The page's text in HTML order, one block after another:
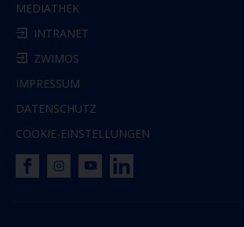
MEDIATHEK
INTRANET
ZWIMOS
IMPRESSUM
DATENSCHUTZ
COOKIE-EINSTELLUNGEN